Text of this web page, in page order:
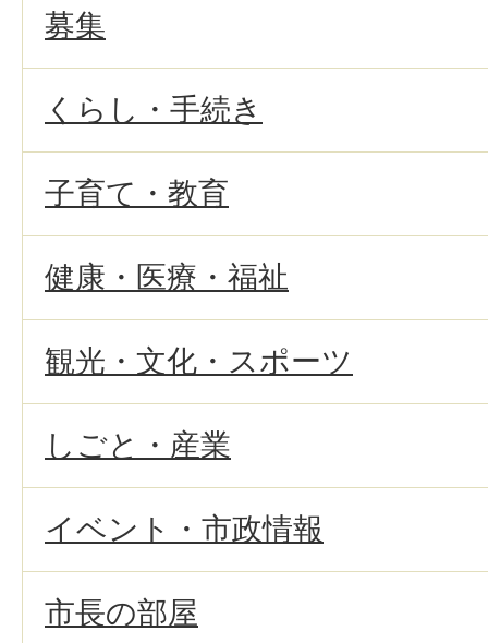
募集
くらし・手続き
子育て・教育
健康・医療・福祉
観光・文化・スポーツ
しごと・産業
イベント・市政情報
市長の部屋